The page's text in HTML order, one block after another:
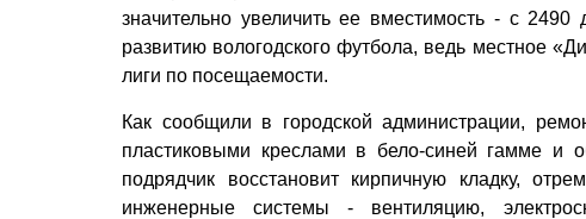
значительно увеличить ее вместимость - с
развитию вологодского футбола, ведь местное
лиги по посещаемости.
Как сообщили в городской администрации,
пластиковыми креслами в бело-синей гамме и
подрядчик восстановит кирпичную кладку,
инженерные системы - вентиляцию,